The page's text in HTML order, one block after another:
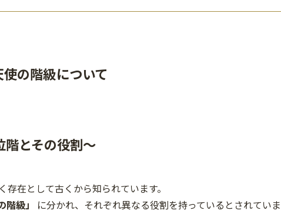
使の階級について
階とその役割〜
在として古くから知られています。
階級」
に分かれ、それぞれ異なる役割を持っているとされていま